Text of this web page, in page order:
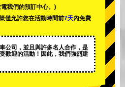
我們的預訂中心。)
僅允許您在活動時間前7天內免費
公司，並且與許多名人合作，是
歡迎的活動 ！因此，我們強烈建